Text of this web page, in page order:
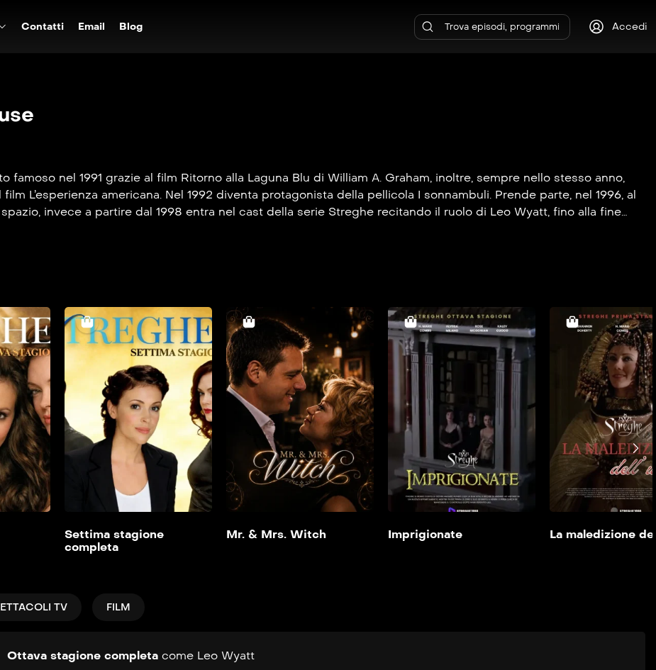
Contatti Email Blog Accedi
famoso nel 1991 grazie al film Ritorno alla Laguna Blu di William A. Graham, inoltre, sempre nello stesso anno,
L’esperienza americana. Nel 1992 diventa protagonista della pellicola I sonnambuli. Prende parte, nel 1996, al
invece a partire dal 1998 entra nel cast della serie Streghe recitando il ruolo di Leo Wyatt, fino alla fine
Ottava stagione
completa
2006
Aggiungi alla mia
lista
Settima stagione
completa
Settima stagione
completa
2005
Aggiungi alla mia
lista
Mr. & Mrs. Witch
Mr. & Mrs. Witch
2K 42 min
Aggiungi alla mia
Imprigionate
Imprigionate
2004 43min
Aggiungi alla
La maledizione
TV FILM
Ottava stagione completa comeLeo Wyatt